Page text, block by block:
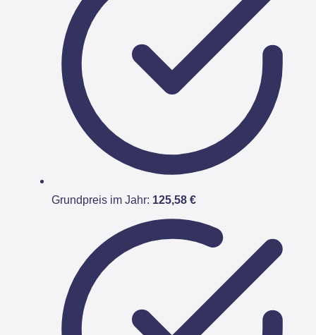
Grundpreis im Jahr: 125,58 €